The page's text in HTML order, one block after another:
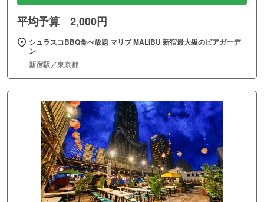
平均予算 2,000円
シュラスコBBQ食べ放題 マリブ MALIBU 新宿最大級のビアガーデ
ン
新宿駅／東京都